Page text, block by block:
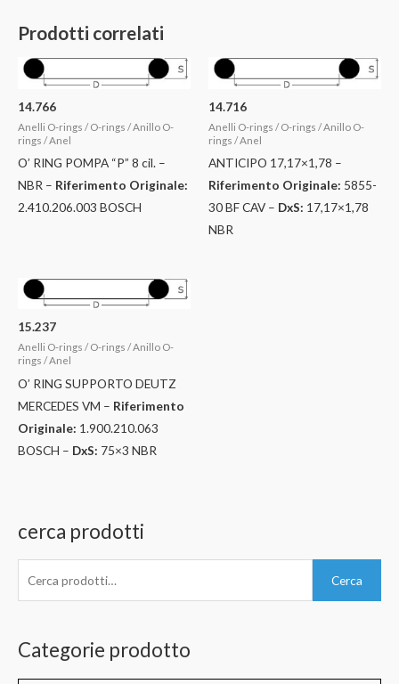
Prodotti correlati
14.766
Anelli O-rings / O-rings / Anillo O-
rings / Anel
O’ RING POMPA “P” 8 cil. –
NBR – Riferimento Originale:
2.410.206.003 BOSCH
14.716
Anelli O-rings / O-rings / Anillo O-
rings / Anel
ANTICIPO 17,17×1,78 –
Riferimento Originale: 5855-
30 BF CAV – DxS: 17,17×1,78
NBR
15.237
Anelli O-rings / O-rings / Anillo O-
rings / Anel
O’ RING SUPPORTO DEUTZ
MERCEDES VM – Riferimento
Originale: 1.900.210.063
BOSCH – DxS: 75×3 NBR
cerca prodotti
c
Cerca
Categorie prodotto